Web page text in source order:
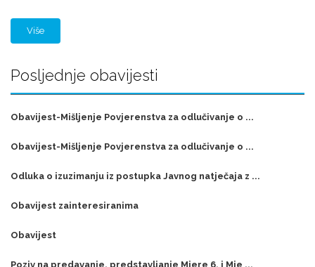
Više
Posljednje obavijesti
Obavijest-Mišljenje Povjerenstva za odlučivanje o ...
Obavijest-Mišljenje Povjerenstva za odlučivanje o ...
Odluka o izuzimanju iz postupka Javnog natječaja z ...
Obavijest zainteresiranima
Obavijest
Poziv na predavanje, predstavljanje Mjere 6. i Mje ...